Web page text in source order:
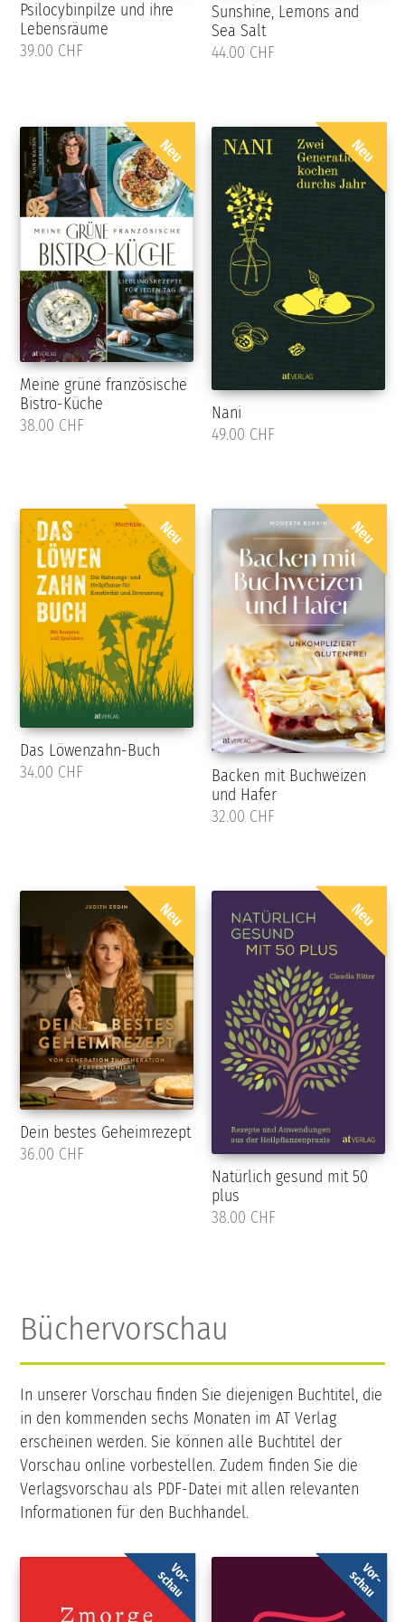
Psilocybinpilze und ihre
Lebensräume
39.00 CHF
Sunshine, Lemons and
Sea Salt
44.00 CHF
Neu
Meine grüne französische
Bistro-Küche
38.00 CHF
Neu
Nani
49.00 CHF
Neu
Das Löwenzahn-Buch
34.00 CHF
Neu
Backen mit Buchweizen
und Hafer
32.00 CHF
Neu
Dein bestes Geheimrezept
36.00 CHF
Neu
Natürlich gesund mit 50
plus
38.00 CHF
Büchervorschau
In unserer Vorschau finden Sie diejenigen Buchtitel, die
in den kommenden sechs Monaten im AT Verlag
erscheinen werden. Sie können alle Buchtitel der
Vorschau online vorbestellen. Zudem finden Sie die
Verlagsvorschau als PDF-Datei mit allen relevanten
Informationen für den Buchhandel.
Vor-
schau Vor-
schau